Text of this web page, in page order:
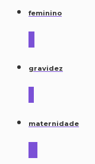
feminino
gravidez
maternidade